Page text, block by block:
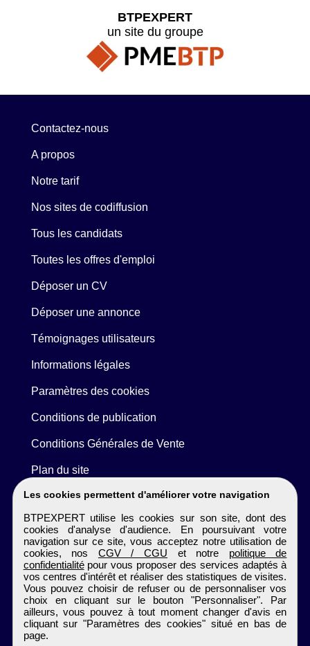
Les cookies permettent d'améliorer votre navigation
BTPEXPERT utilise les cookies sur son site, dont des
cookies d'analyse d'audience. En poursuivant votre
navigation sur ce site, vous acceptez notre utilisation de
cookies, nos CGV / CGU et notre politique de
confidentialitépour vous proposer des services adaptés à
vos centres d'intérêt et réaliser des statistiques de visites.
Vous pouvez choisir de refuser ou de personnaliser vos
choix en cliquant sur le bouton "Personnaliser". Par
ailleurs, vous pouvez à tout moment changer d'avis en
cliquant sur "Paramètres des cookies" situé en bas de
page.
BTPEXPERT
un site du groupe
Contactez-nous
A propos
Notre tarif
Nos sites de codiffusion
Tous les candidats
Toutes les offres d'emploi
Déposer un CV
Déposer une annonce
Témoignages utilisateurs
Informations légales
Paramètres des cookies
Conditions de publication
Conditions Générales de Vente
Plan du site